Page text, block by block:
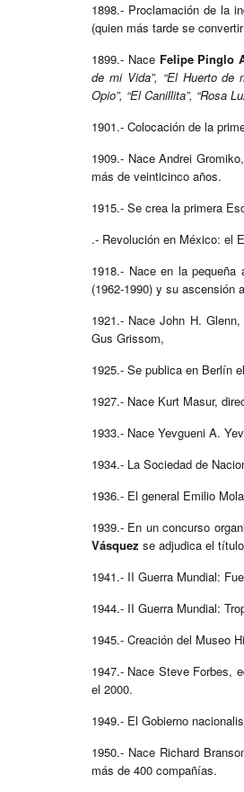
1898.- Proclamación de la
(quien más tarde se
1899.- NaceFelipe Pinglo
de mi Vida”, “El Huerto de
Opio”, “El Canillita”, “Rosa
1901.- Colocación de la
1909.- Nace Andrei
más de veinticinco años.
1915.- Se crea la primera
.- Revolución en México: el
1918.- Nace en la
(1962-1990) y su ascensión
1921.- Nace John H.
Gus Grissom,
1925.- Se publica en Berlín
1927.- Nace Kurt Masur,
1933.- Nace Yevgueni A.
1934.- La Sociedad de
1936.- El general Emilio
1939.- En un concurso
Vásquez se adjudica el
1941.- II Guerra Mundial:
1944.- II Guerra Mundial:
1945.- Creación del Museo
1947.- Nace Steve Forbes,
el 2000.
1949.- El Gobierno
1950.- Nace Richard
más de 400 compañías.